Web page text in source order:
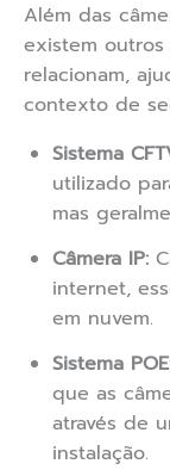
Além das
existem
relacionam,
contexto de
Sistema
utilizado
mas
Câmera IP:
internet,
em nuvem.
Sistema
que as
através de
instalação.